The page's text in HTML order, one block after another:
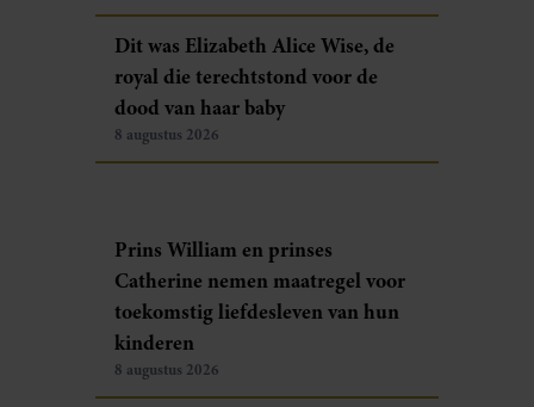
Dit was Elizabeth Alice Wise, de
royal die terechtstond voor de
dood van haar baby
8 augustus 2026
Prins William en prinses
Catherine nemen maatregel voor
toekomstig liefdesleven van hun
kinderen
8 augustus 2026